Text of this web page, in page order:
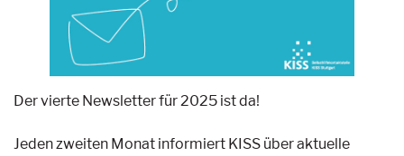
Der vierte Newsletter für 2025 ist da!
Jeden zweiten Monat informiert KISS über aktuelle